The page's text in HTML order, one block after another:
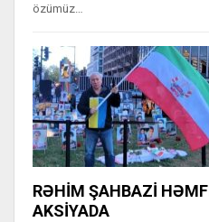
özümüz…
RƏHİM ŞAHBAZİ
AKSİYADA